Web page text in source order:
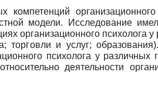
модели. Исследование
организационного психолога
и услуг;
психолога у различных
деятельности